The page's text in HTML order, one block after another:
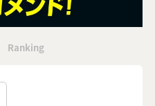
Ranking